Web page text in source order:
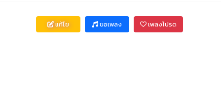
แก้ไข ขอเพลง เพลงโปรด